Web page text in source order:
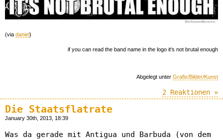
(via daniel)
if you can read the band name in the logo it's not brutal enough
Abgelegt unter Grafix/Bilder/Kunst
2 Reaktionen »
Die Staatsflatrate
January 30th, 2013, 18:39
Was da gerade mit Antigua und Barbuda (von dem